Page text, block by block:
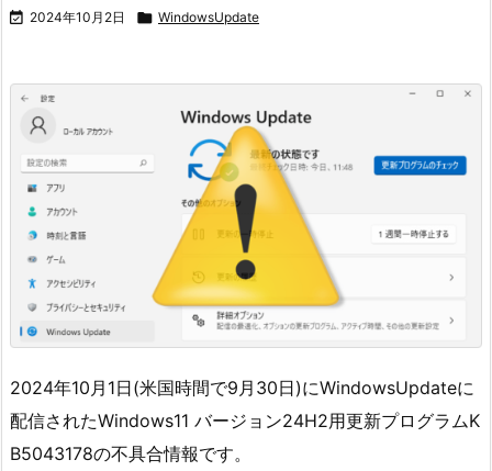
 2024年10月2日  WindowsUpdate
2024年10月1日(米国時間で9月30日)にWindowsUpdateに
配信されたWindows11 バージョン24H2用更新プログラムK
B5043178の不具合情報です。